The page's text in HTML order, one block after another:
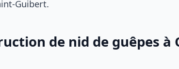
Guibert.
de nid de guêpes